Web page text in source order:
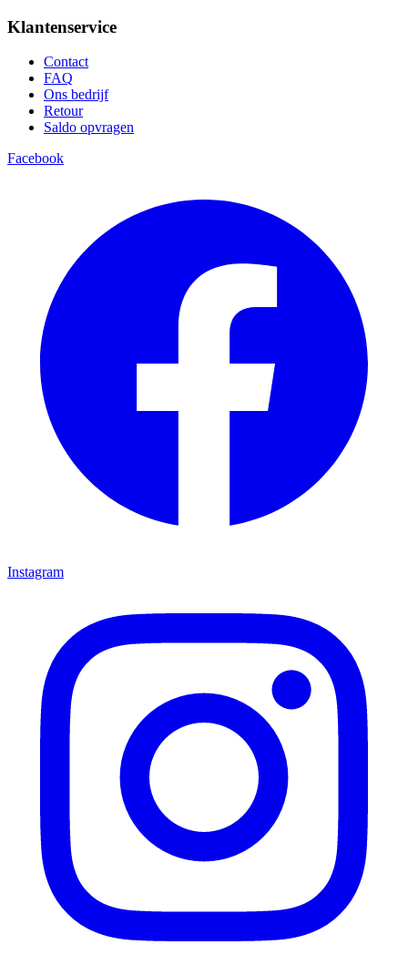
Klantenservice
Contact
FAQ
Ons bedrijf
Retour
Saldo opvragen
Facebook
Instagram